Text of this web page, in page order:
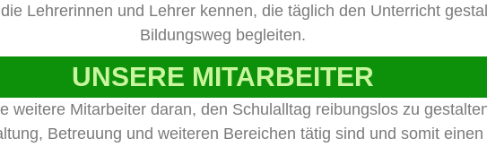
Lehrerinnen und Lehrer kennen, die täglich den Unterricht
Bildungsweg begleiten.
UNSERE MITARBEITER
weitere Mitarbeiter daran, den Schulalltag reibungslos zu
Betreuung und weiteren Bereichen tätig sind und somit